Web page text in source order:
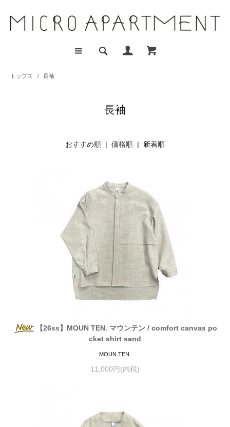
トップス / 長袖
長袖
おすすめ順 | 価格順 | 新着順
【26ss】MOUN TEN. マウンテン / comfort canvas po
cket shirt sand
MOUN TEN.
11,000円(内税)